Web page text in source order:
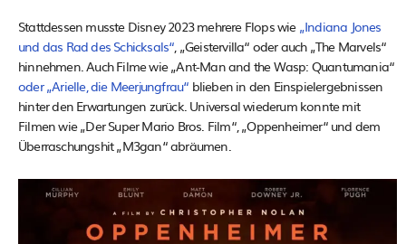
Stattdessen musste Disney 2023 mehrere Flops wie „Indiana Jones
und das Rad des Schicksals“ , „Geistervilla“ oder auch „The Marvels“
hinnehmen. Auch Filme wie „Ant-Man and the Wasp: Quantumania“
oder „Arielle, die Meerjungfrau“ blieben in den Einspielergebnissen
hinter den Erwartungen zurück. Universal wiederum konnte mit
Filmen wie „Der Super Mario Bros. Film“, „Oppenheimer“ und dem
Überraschungshit „M3gan“ abräumen.